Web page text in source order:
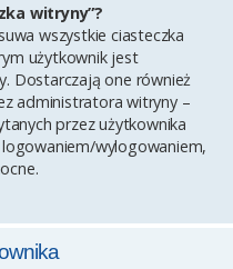
witryny”?
wszystkie ciasteczka
użytkownik jest
Dostarczają one również
administratora witryny –
przez użytkownika
wylogowaniem,